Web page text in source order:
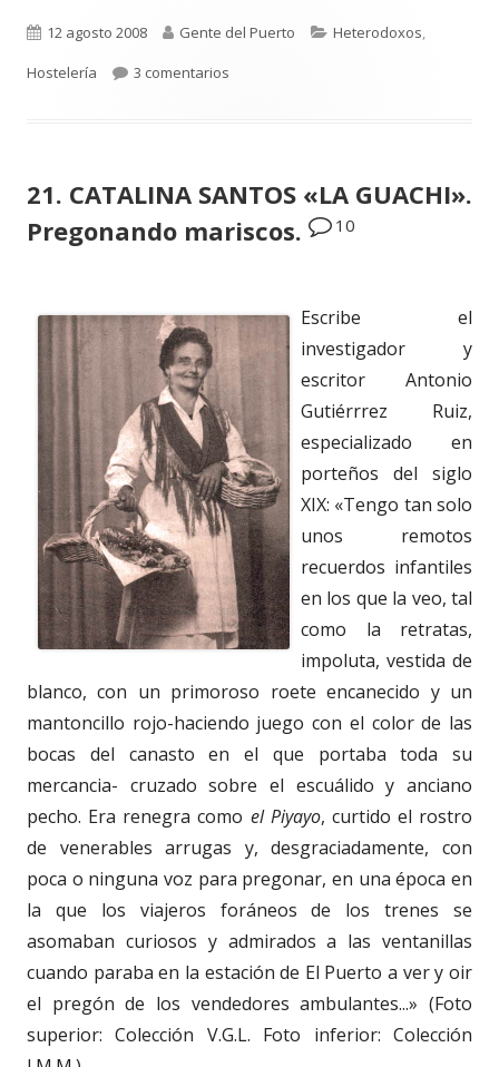
Publicado
el
12 agosto 2008 Autor
Gente del Puerto Categorías
Heterodoxos,
Hostelería
3 comentarios
21. CATALINA SANTOS «LA GUACHI».
Pregonando mariscos.
10
Escribe el
investigador y
escritor Antonio
Gutiérrrez Ruiz,
especializado en
porteños del siglo
XIX: «Tengo tan solo
unos remotos
recuerdos infantiles
en los que la veo, tal
como la retratas,
impoluta, vestida de
blanco, con un primoroso roete encanecido y un
mantoncillo rojo-haciendo juego con el color de las
bocas del canasto en el que portaba toda su
mercancia- cruzado sobre el escuálido y anciano
pecho. Era renegra como el Piyayo, curtido el rostro
de venerables arrugas y, desgraciadamente, con
poca o ninguna voz para pregonar, en una época en
la que los viajeros foráneos de los trenes se
asomaban curiosos y admirados a las ventanillas
cuando paraba en la estación de El Puerto a ver y oir
el pregón de los vendedores ambulantes...» (Foto
superior: Colección V.G.L. Foto inferior: Colección